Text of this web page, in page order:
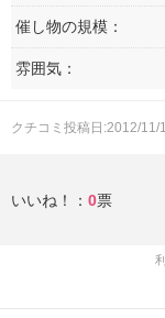
催し物の規模：
雰囲気：
クチコミ投稿日:2012/11/
いいね！： 0票